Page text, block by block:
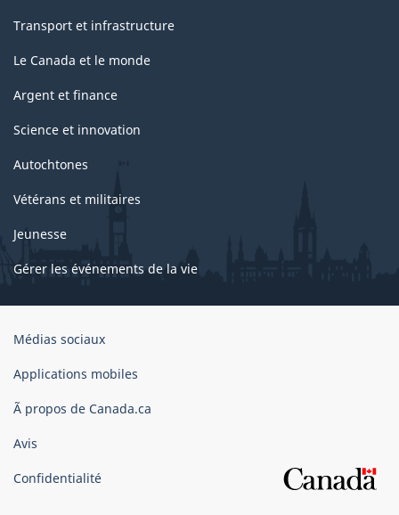
Transport et infrastructure
Le Canada et le monde
Argent et finance
Science et innovation
Autochtones
Vétérans et militaires
Jeunesse
Gérer les événements de la vie
Organisation
gouvernement
Canada
Médias sociaux
Applications mobiles
Ã propos de Canada.ca
Avis
Confidentialité